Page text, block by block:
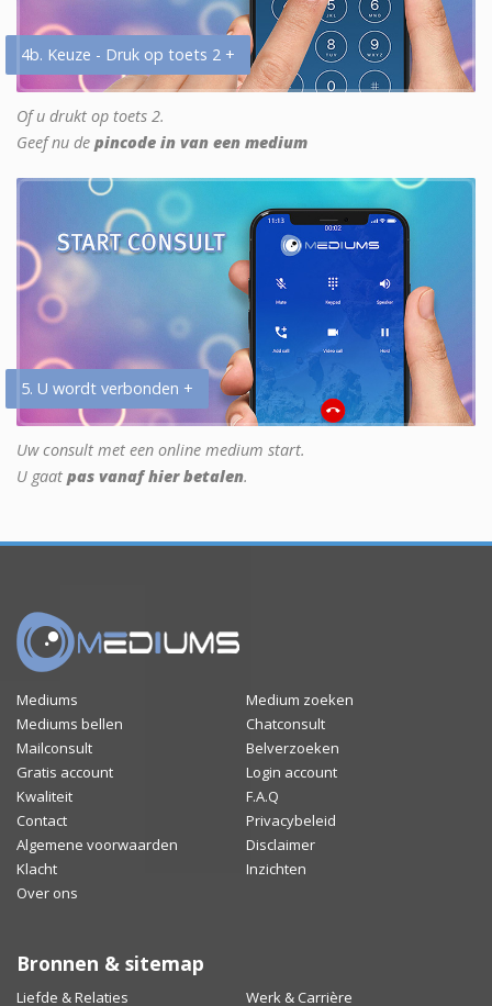
4b. Keuze - Druk op toets 2 +
Of u drukt op toets 2.
Geef nu de pincode in van een medium
5. U wordt verbonden +
Uw consult met een online medium start.
U gaat pas vanaf hier betalen.
Mediums
Medium zoeken
Mediums bellen
Chatconsult
Mailconsult
Belverzoeken
Gratis account
Login account
Kwaliteit
F.A.Q
Contact
Privacybeleid
Algemene voorwaarden
Disclaimer
Klacht
Inzichten
Over ons
Bronnen & sitemap
Liefde & Relaties Werk & Carrière